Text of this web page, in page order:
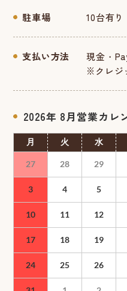
駐車場 10台有り
支払い方法
現金・
※クレジ
2026年 8月
月 火 水
27 28 29
3 4 5
10 11 12
17 18 19
24 25 26